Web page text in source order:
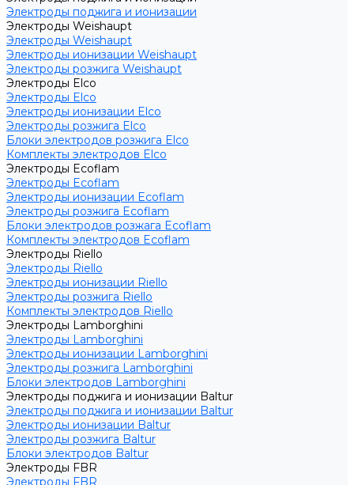
Электроды поджига и ионизации
Электроды Weishaupt
Электроды Weishaupt
Электроды ионизации Weishaupt
Электроды розжига Weishaupt
Электроды Elco
Электроды Elco
Электроды ионизации Elco
Электроды розжига Elco
Блоки электродов розжига Elco
Комплекты электродов Elco
Электроды Ecoflam
Электроды Ecoflam
Электроды ионизации Ecoflam
Электроды розжига Ecoflam
Блоки электродов розжага Ecoflam
Комплекты электродов Ecoflam
Электроды Riello
Электроды Riello
Электроды ионизации Riello
Электроды розжига Riello
Комплекты электродов Riello
Электроды Lamborghini
Электроды Lamborghini
Электроды ионизации Lamborghini
Электроды розжига Lamborghini
Блоки электродов Lamborghini
Электроды поджига и ионизации Baltur
Электроды поджига и ионизации Baltur
Электроды ионизации Baltur
Электроды розжига Baltur
Блоки электродов Baltur
Электроды FBR
Электроды FBR